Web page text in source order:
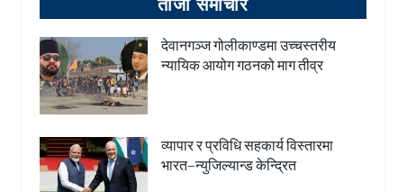
देवानगञ्ज गोलीकाण्डमा उच्चस्तरीय
न्यायिक आयोग गठनको माग तीव्र
व्यापार र प्रविधि सहकार्य विस्तारमा
भारत–न्युजिल्यान्ड केन्द्रित